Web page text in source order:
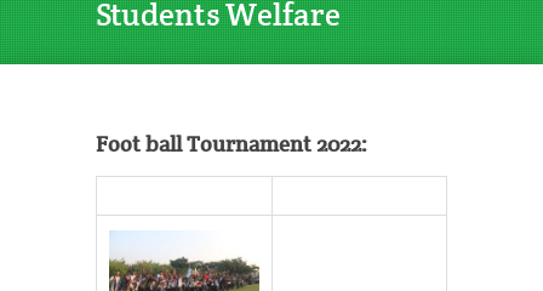
Students Welfare
Foot ball Tournament 2022: